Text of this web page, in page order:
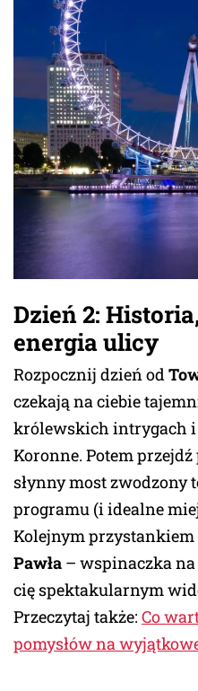
Dzień 2:
energia ulicy
Rozpocznij dzień od
czekają na ciebie
królewskich intrygach i
Koronne. Potem przejdź
słynny most
programu (i idealne
Kolejnym przystankiem
Pawła – wspinaczka
cię spektakularnym
Przeczytaj także: Co
pomysłów na